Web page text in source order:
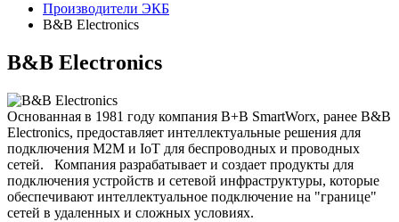
Производители ЭКБ
B&B Electronics
B&B Electronics
Основанная в 1981 году компания B+B SmartWorx, ранее B&B
Electronics, предоставляет интеллектуальные решения для
подключения M2M и IoT для беспроводных и проводных
сетей. Компания разрабатывает и создает продукты для
подключения устройств и сетевой инфраструктуры, которые
обеспечивают интеллектуальное подключение на "границе"
сетей в удаленных и сложных условиях.